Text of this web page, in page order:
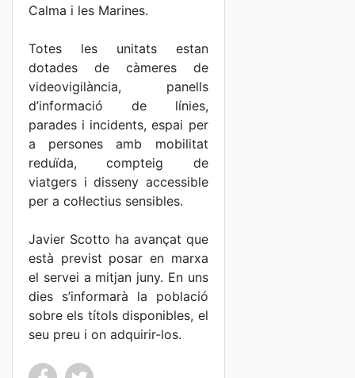
Calma i les Marines.
Totes les unitats estan
dotades de càmeres de
videovigilància, panells
d’informació de línies,
parades i incidents, espai per
a persones amb mobilitat
reduïda, compteig de
viatgers i disseny accessible
per a col·lectius sensibles.
Javier Scotto ha avançat que
està previst posar en marxa
el servei a mitjan juny. En uns
dies s’informarà la població
sobre els títols disponibles, el
seu preu i on adquirir-los.